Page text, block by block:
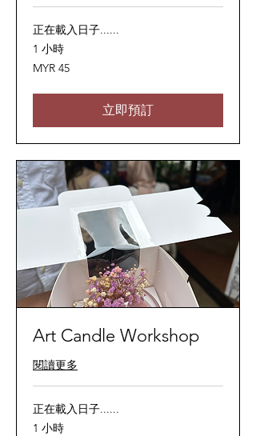
正在載入日子......
1 小時
45
马
西
吉
MYR 45
立即預訂
Art Candle Workshop
閱讀更多
正在載入日子......
1 小時